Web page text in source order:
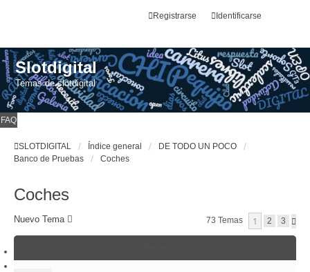
Identificarse
Registrarse
Slotdigital
Temas de slotdigital
FAQ
SLOTDIGITAL Índice general
DE TODO UN POCO
Banco de Pruebas
Coches
Coches
Nuevo Tema 73 Temas 1 2 3